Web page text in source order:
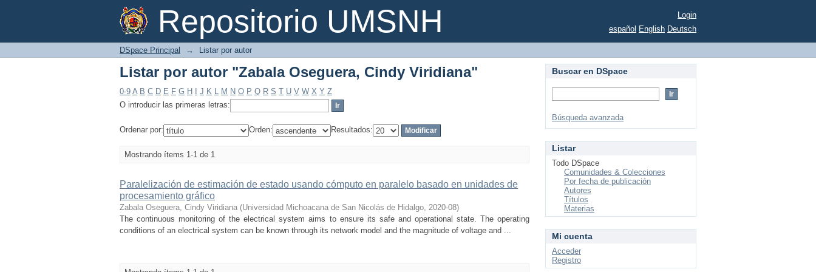
Repositorio UMSNH
Listar por autor "Zabala Oseguera, Cindy Viridiana"
Login
español English Deutsch
DSpace Principal → Listar por autor
Listar por autor "Zabala Oseguera, Cindy Viridiana"
0-9 A B C D E F G H J K L M N O P Q R S T U V W X Y Z
O introducir las primeras letras:
Ordenar por: Orden: Resultados:
Mostrando ítems 1-1 de 1
Paralelización de estimación de estado usando cómputo en paralelo basado en unidades de
procesamiento gráfico
Zabala Oseguera, Cindy Viridiana (Universidad Michoacana de San Nicolás de Hidalgo, 2020-08)
The continuous monitoring of the electrical system aims to ensure its safe and operational state. The operating
conditions of an electrical system can be known through its network model and the magnitude of voltage and ...
Buscar en DSpace
Búsqueda avanzada
Listar
Todo DSpace
Comunidades & Colecciones
Por fecha de publicación
Autores
Títulos
Materias
Mi cuenta
Acceder
Registro